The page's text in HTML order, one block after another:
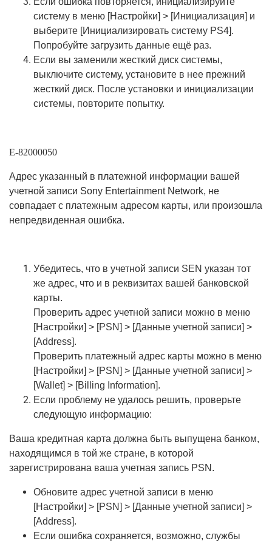
систему в меню [Настройки] > [Инициализация] и
выберите [Инициализировать систему PS4].
Попробуйте загрузить данные ещё раз.
Если вы заменили жесткий диск системы,
выключите систему, установите в нее прежний
жесткий диск. После установки и инициализации
системы, повторите попытку.
E-82000050
Адрес указанный в платежной информации вашей
учетной записи Sony Entertainment Network, не
совпадает с платежным адресом карты, или произошла
непредвиденная ошибка.
Убедитесь, что в учетной записи SEN указан тот
же адрес, что и в реквизитах вашей банковской
карты.
Проверить адрес учетной записи можно в меню
[Настройки] > [PSN] > [Данные учетной записи] >
[Address].
Проверить платежный адрес карты можно в меню
[Настройки] > [PSN] > [Данные учетной записи] >
[Wallet] > [Billing Information].
Если проблему не удалось решить, проверьте
следующую информацию:
Ваша кредитная карта должна быть выпущена банком,
находящимся в той же стране, в которой
зарегистрирована ваша учетная запись PSN.
Обновите адрес учетной записи в меню
[Настройки] > [PSN] > [Данные учетной записи] >
[Address].
Если ошибка сохраняется, возможно, службы